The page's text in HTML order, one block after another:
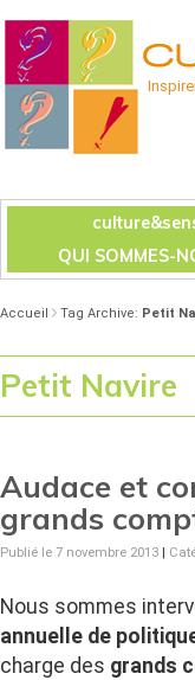
QUI SOMMES-
Accueil Tag Archive: Petit
Petit Navire
Audace et
grands
Publié le 7 novembre 2013 |
Nous sommes
annuelle de
charge des grands